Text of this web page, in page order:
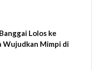
Lolos ke
Wujudkan Mimpi di